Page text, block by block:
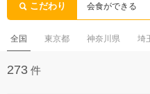
こだわり 会食ができる
全国 東京都 神奈川県 埼
273 件